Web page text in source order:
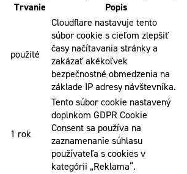
Trvanie Popis
použité
Cloudflare nastavuje tento
súbor cookie s cieľom zlepšiť
časy načítavania stránky a
zakázať akékoľvek
bezpečnostné obmedzenia na
základe IP adresy návštevníka.
1 rok
Tento súbor cookie nastavený
doplnkom GDPR Cookie
Consent sa používa na
zaznamenanie súhlasu
používateľa s cookies v
kategórii „Reklama“.